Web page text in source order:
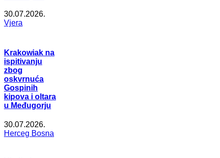
30.07.2026.
Vjera
Krakowiak na
ispitivanju
zbog
oskvrnuća
Gospinih
kipova i oltara
u Međugorju
30.07.2026.
Herceg Bosna